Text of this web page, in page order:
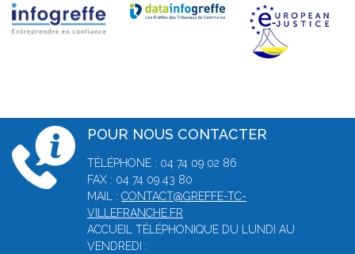
POUR NOUS CONTACTER
TÉLÉPHONE : 04 74 09 02 86
FAX : 04 74 09 43 80
MAIL : CONTACT@GREFFE-TC-
VILLEFRANCHE.FR
ACCUEIL TÉLÉPHONIQUE DU LUNDI AU
VENDREDI :